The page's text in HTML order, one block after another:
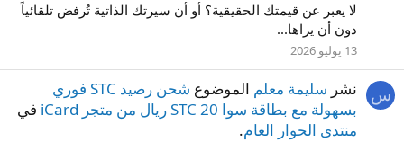
لا يعبر عن قيمتك الحقيقية؟ أو أن سيرتك الذاتية تُرفض تلقائياً
دون أن يراها...
13 يوليو 2026
س نشر سليمة معلم الموضوع
شحن رصيد STC فوري
بسهولة مع بطاقة سوا STC 20 ريال من متجر iCard
في
منتدى الحوار العام.